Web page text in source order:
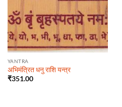
YANTRA
अभिमंत्रित धनु राशि यन्त्र
₹351.00